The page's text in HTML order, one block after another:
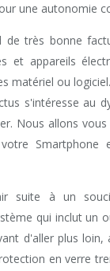
une autonomie
très bonne
et appareils
matériel ou
s'intéresse au
Nous allons
suite à un
qui inclut un
d'aller plus loin,
en verre